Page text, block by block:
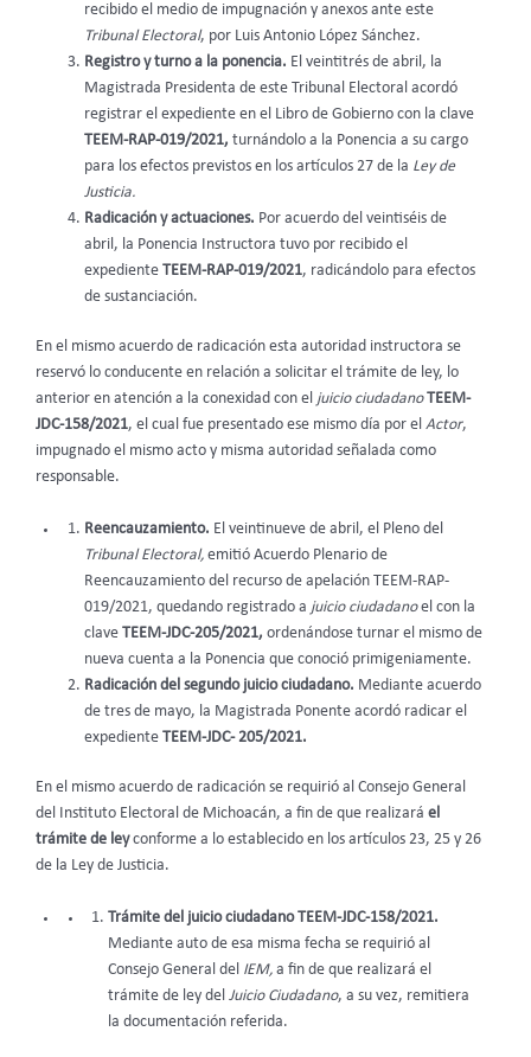
recibido el medio de impugnación y anexos ante este
Tribunal Electoral, por Luis Antonio López Sánchez.
Registro y turno a la ponencia. El veintitrés de abril, la
Magistrada Presidenta de este Tribunal Electoral acordó
registrar el expediente en el Libro de Gobierno con la clave
TEEM-RAP-019/2021, turnándolo a la Ponencia a su cargo
para los efectos previstos en los artículos 27 de la Ley de
Justicia.
Radicación y actuaciones. Por acuerdo del veintiséis de
abril, la Ponencia Instructora tuvo por recibido el
expediente TEEM-RAP-019/2021, radicándolo para efectos
de sustanciación.
En el mismo acuerdo de radicación esta autoridad instructora se
reservó lo conducente en relación a solicitar el trámite de ley, lo
anterior en atención a la conexidad con el juicio ciudadano
TEEM-
JDC-158/2021, el cual fue presentado ese mismo día por el Actor,
impugnado el mismo acto y misma autoridad señalada como
responsable.
Reencauzamiento. El veintinueve de abril, el Pleno del
Tribunal Electoral, emitió Acuerdo Plenario de
Reencauzamiento del recurso de apelación TEEM-RAP-
019/2021, quedando registrado a juicio ciudadanoel con la
clave TEEM-JDC-205/2021, ordenándose turnar el mismo de
nueva cuenta a la Ponencia que conoció primigeniamente.
Radicación del segundo juicio ciudadano. Mediante acuerdo
de tres de mayo, la Magistrada Ponente acordó radicar el
expediente TEEM-JDC- 205/2021.
En el mismo acuerdo de radicación se requirió al Consejo General
del Instituto Electoral de Michoacán, a fin de que realizará el
trámite de leyconforme a lo establecido en los artículos 23, 25 y 26
de la Ley de Justicia.
Trámite del juicio ciudadano TEEM-JDC-158/2021.
Mediante auto de esa misma fecha se requirió al
Consejo General del IEM,a fin de que realizará el
trámite de ley delJuicio Ciudadano, a su vez, remitiera
la documentación referida.